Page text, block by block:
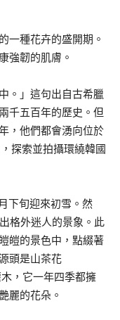
一種花卉的盛開期。
強韌的肌膚。
。」這句出自古希臘
千五百年的歷史。但
，他們都會湧向位於
探索並拍攝環繞韓國
下旬迎來初雪。然
格外迷人的景象。此
皚的景色中，點綴著
頭是山茶花
，它一年四季都擁
麗的花朵。